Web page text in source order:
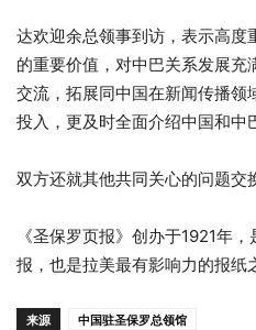
达欢迎余总领事到访，表示高度
的重要价值，对中巴关系发展充
交流，拓展同中国在新闻传播领
投入，更及时全面介绍中国和中
双方还就其他共同关心的问题交
《圣保罗页报》创办于1921年
报，也是拉美最有影响力的报纸
来源 中国驻圣保罗总领馆